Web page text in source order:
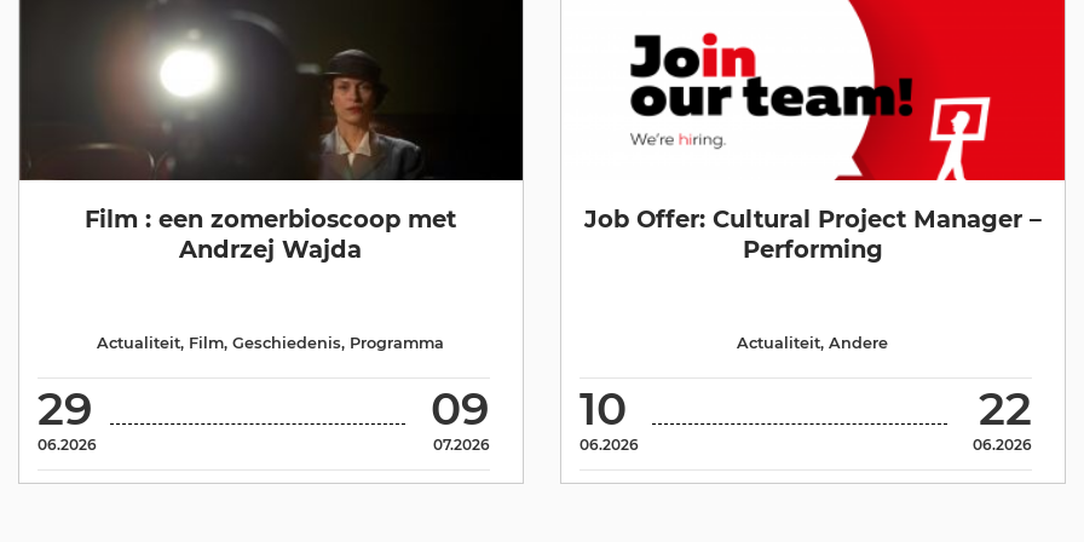
Film : een zomerbioscoop met
Andrzej Wajda
29
06.2026
09
07.2026
Actualiteit, Film,Geschiedenis, Programma
Job Offer: Cultural Project Manager –
Performing
10
06.2026
22
06.2026
Actualiteit,Andere